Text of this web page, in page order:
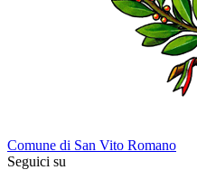
Comune di San Vito Romano
Seguici su